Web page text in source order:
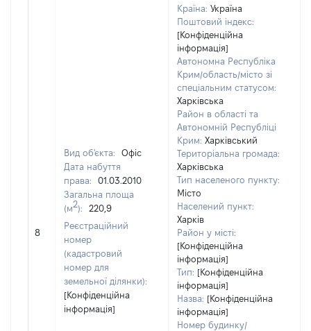
8
Вид об'єкта:
Офіс
Дата набуття
права:
01.03.2010
Загальна площа
(м2):
220,9
Реєстраційний
номер
(кадастровий
номер для
земельної ділянки):
[Конфіденційна
інформація]
Країна: Україна
Поштовий індекс:
[Конфіденційна
інформація]
Автономна Республіка
Крим/область/місто зі
спеціальним статусом:
Харківська
Район в області та
Автономній Республіці
Крим: Харківський
Територіальна громада:
Харківська
Тип населеного пункту:
Місто
Населений пункт:
Харків
Район у місті:
[Конфіденційна
інформація]
Тип: [Конфіденційна
інформація]
Назва: [Конфіденційна
інформація]
Номер будинку/